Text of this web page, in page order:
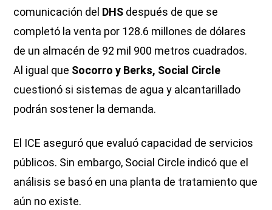
comunicación del DHS después de que se
completó la venta por 128.6 millones de dólares
de un almacén de 92 mil 900 metros cuadrados.
Al igual que Socorro y Berks, Social Circle
cuestionó si sistemas de agua y alcantarillado
podrán sostener la demanda.
El ICE aseguró que evaluó capacidad de servicios
públicos. Sin embargo, Social Circle indicó que el
análisis se basó en una planta de tratamiento que
aún no existe.